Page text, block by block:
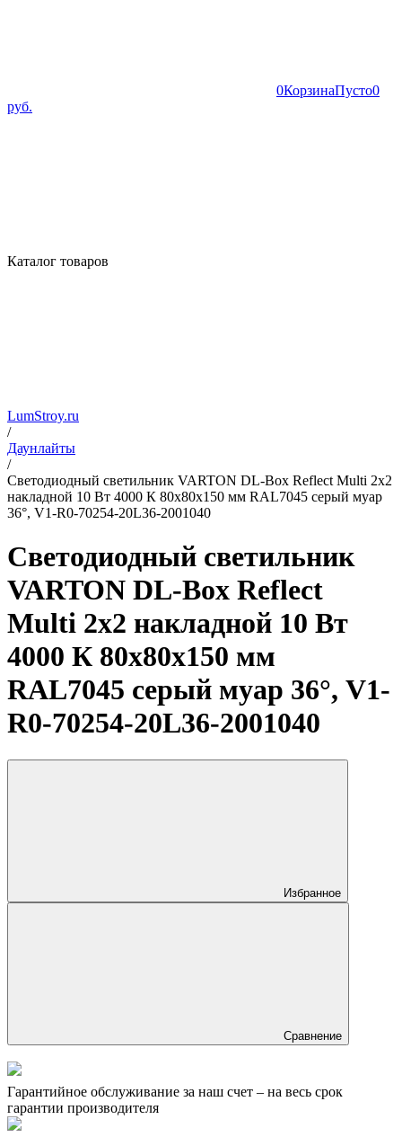
0КорзинаПусто0
руб.
Каталог товаров
LumStroy.ru
/
Даунлайты
/
Светодиодный светильник VARTON DL-Box Reflect Multi 2x2
накладной 10 Вт 4000 К 80х80х150 мм RAL7045 серый муар
36°, V1-R0-70254-20L36-2001040
Светодиодный светильник
VARTON DL-Box Reflect
Multi 2x2 накладной 10 Вт
4000 К 80х80х150 мм
RAL7045 серый муар 36°, V1-
R0-70254-20L36-2001040
Избранное
Сравнение
Гарантийное обслуживание за наш счет – на весь срок
гарантии производителя